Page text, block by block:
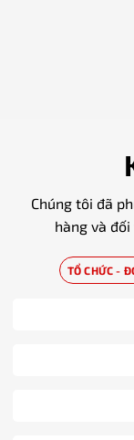
Chúng tôi đã
hàng và
TỔ CHỨC -